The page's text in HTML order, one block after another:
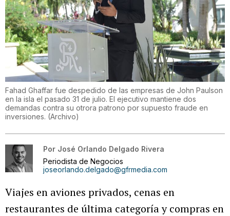
Fahad Ghaffar fue despedido de las empresas de John Paulson
en la isla el pasado 31 de julio. El ejecutivo mantiene dos
demandas contra su otrora patrono por supuesto fraude en
inversiones. (Archivo)
Por José Orlando Delgado Rivera
Periodista de Negocios
joseorlando.delgado@gfrmedia.com
Viajes en aviones privados, cenas en
restaurantes de última categoría y compras en